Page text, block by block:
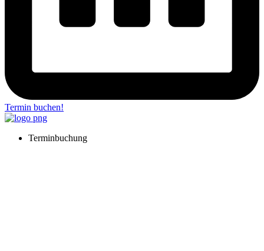
Termin buchen!
Terminbuchung